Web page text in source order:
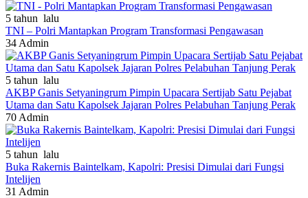
5 tahun lalu
TNI – Polri Mantapkan Program Transformasi Pengawasan
34 Admin
5 tahun lalu
AKBP Ganis Setyaningrum Pimpin Upacara Sertijab Satu Pejabat
Utama dan Satu Kapolsek Jajaran Polres Pelabuhan Tanjung Perak
70 Admin
5 tahun lalu
Buka Rakernis Baintelkam, Kapolri: Presisi Dimulai dari Fungsi
Intelijen
31 Admin